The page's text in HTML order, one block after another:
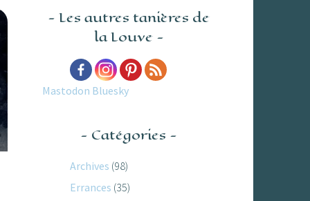
Les autres tanières de
la Louve
Mastodon Bluesky
Catégories
Archives (98)
Errances (35)